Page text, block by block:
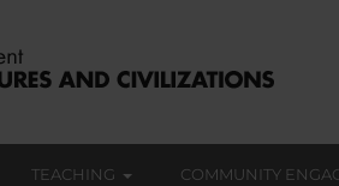
TEACHING COMMUNITY